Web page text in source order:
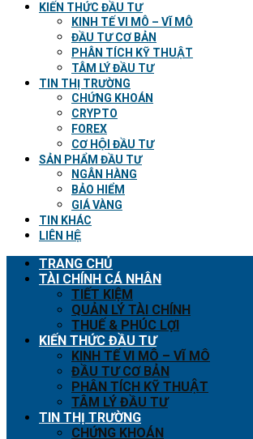
KIẾN THỨC ĐẦU TƯ
KINH TẾ VI MÔ – VĨ MÔ
ĐẦU TƯ CƠ BẢN
PHÂN TÍCH KỸ THUẬT
TÂM LÝ ĐẦU TƯ
TIN THỊ TRƯỜNG
CHỨNG KHOÁN
CRYPTO
FOREX
CƠ HỘI ĐẦU TƯ
SẢN PHẨM ĐẦU TƯ
NGÂN HÀNG
BẢO HIỂM
GIÁ VÀNG
TIN KHÁC
LIÊN HỆ
TRANG CHỦ
TÀI CHÍNH CÁ NHÂN
TIẾT KIỆM
QUẢN LÝ TÀI CHÍNH
THUẾ & PHÚC LỢI
KIẾN THỨC ĐẦU TƯ
KINH TẾ VI MÔ – VĨ MÔ
ĐẦU TƯ CƠ BẢN
PHÂN TÍCH KỸ THUẬT
TÂM LÝ ĐẦU TƯ
TIN THỊ TRƯỜNG
CHỨNG KHOÁN